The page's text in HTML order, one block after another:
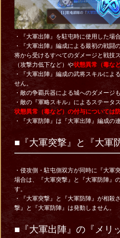
・『大軍出陣』を駐屯時に使用した場
・『大軍出陣』編成による最初の戦闘
将から受けるすべてのダメージと戦技
（攻撃力低下など）や状態異常（毒な
・『大軍出陣』編成の武将スキルによ
せん。
・敵の争覇兵器による城へのダメージ
・敵の『軍略スキル』によるステータ
状態異常（毒など）の付与については
・『大軍防陣』は『大軍出陣』編成の
■『大軍突撃』と『大軍
・侵攻側・駐屯側双方が同時に『大軍
場合は、『大軍突撃』と『大軍防陣』
す。
・『大軍突撃』と『大軍防陣』が相殺
撃』と『大軍防陣』は発動しません。
■『大軍出陣』の『メリ